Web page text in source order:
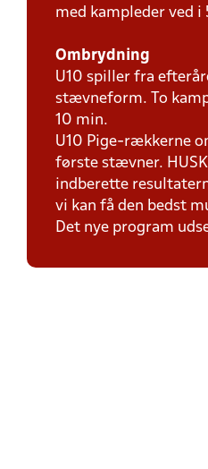
med kampleder ved
Ombrydning
U10 spiller fra
stævneform. To
10 min.
U10 Pige-rækkerne
første stævner.
indberette
vi kan få den bedst
Det nye program